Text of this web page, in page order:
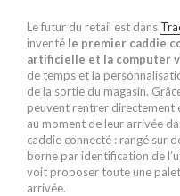
Le futur du retail est dans
inventé le premier caddie
artificielle et la computer
de temps et la
de la sortie du magasin.
peuvent rentrer directement
au moment de leur arrivée
caddie connecté : rangé sur
borne par identification de
voit proposer toute une
arrivée.